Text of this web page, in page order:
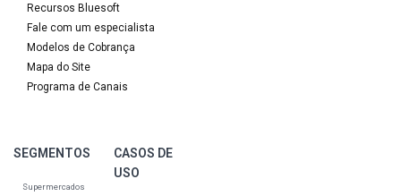
Recursos Bluesoft
Fale com um especialista
Modelos de Cobrança
Mapa do Site
Programa de Canais
SEGMENTOS
Supermercados
CASOS DE
USO